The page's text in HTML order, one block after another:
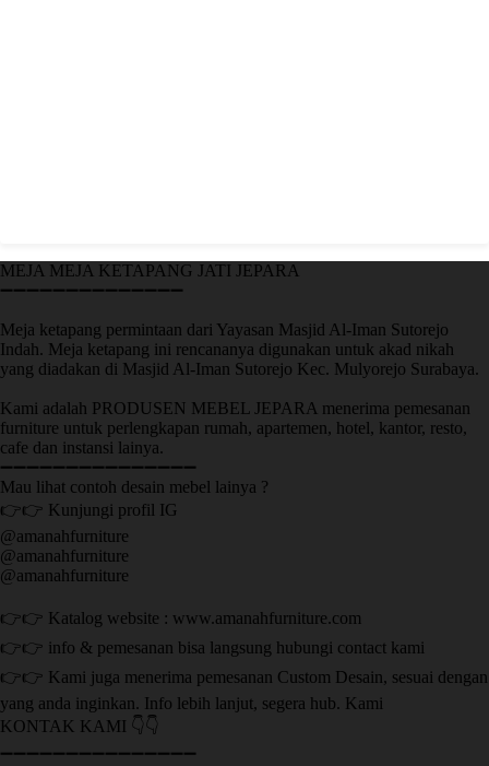
MEJA MEJA KETAPANG JATI JEPARA
➖➖➖➖➖➖➖➖➖➖➖➖➖➖
Meja ketapang permintaan dari Yayasan Masjid Al-Iman Sutorejo
Indah. Meja ketapang ini rencananya digunakan untuk akad nikah
yang diadakan di Masjid Al-Iman Sutorejo Kec. Mulyorejo Surabaya.
Kami adalah PRODUSEN MEBEL JEPARA menerima pemesanan
furniture untuk perlengkapan rumah, apartemen, hotel, kantor, resto,
cafe dan instansi lainya.
➖➖➖➖➖➖➖➖➖➖➖➖➖➖➖
Mau lihat contoh desain mebel lainya ?
👉👉 Kunjungi profil IG
@amanahfurniture
@amanahfurniture
@amanahfurniture
👉👉 Katalog website : www.amanahfurniture.com
👉👉 info & pemesanan bisa langsung hubungi contact kami
👉👉 Kami juga menerima pemesanan Custom Desain, sesuai dengan
yang anda inginkan. Info lebih lanjut, segera hub. Kami
KONTAK KAMI 👇👇
➖➖➖➖➖➖➖➖➖➖➖➖➖➖➖ ㅤ